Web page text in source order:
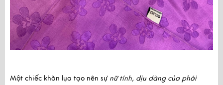
Một chiếc khăn lụa tạo nên sự nữ tính, dịu dàng của phái